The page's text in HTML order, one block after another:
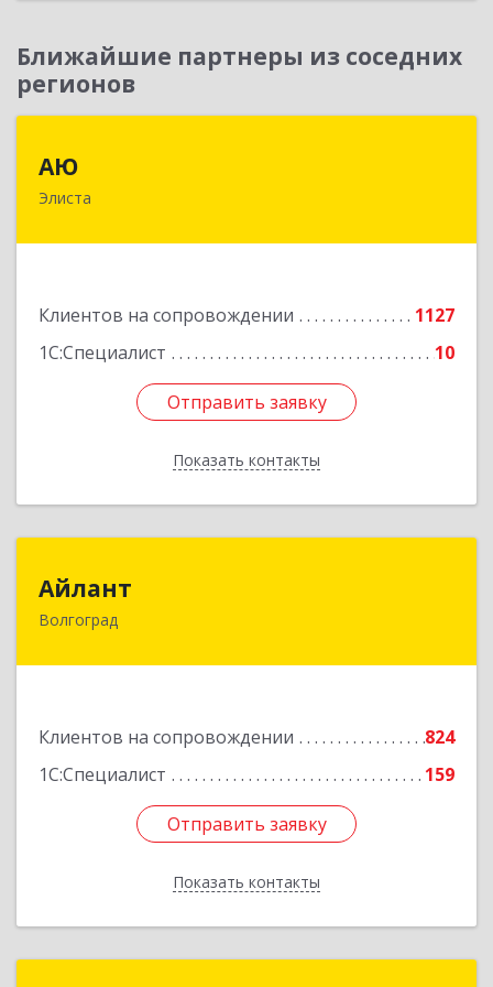
Ближайшие партнеры из соседних
регионов
АЮ
Элиста
Клиентов на сопровождении
1127
1С:Специалист
10
Отправить заявку
Показать контакты
358009, Калмыкия Респ, Элиста г, А.С.Пушкина
Отправить заявку
Назад
Айлант
Волгоград
Клиентов на сопровождении
824
1С:Специалист
159
Отправить заявку
Показать контакты
400001, Волгоградская обл, Волгоград г, им
Отправить заявку
Назад